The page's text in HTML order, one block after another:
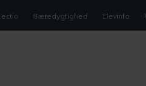
Bæredygtighed Elevinfo